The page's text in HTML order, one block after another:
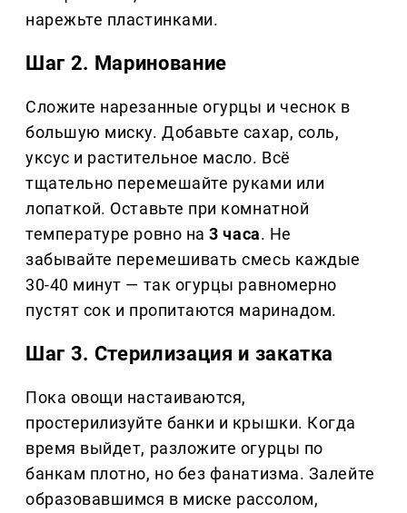
нарежьте пластинками.
Шаг 2. Маринование
Сложите нарезанные огурцы и чеснок в
большую миску. Добавьте сахар, соль,
уксус и растительное масло. Всё
тщательно перемешайте руками или
лопаткой. Оставьте при комнатной
температуре ровно на3 часа. Не
забывайте перемешивать смесь каждые
30-40 минут — так огурцы равномерно
пустят сок и пропитаются маринадом.
Шаг 3. Стерилизация и закатка
Пока овощи настаиваются,
простерилизуйте банки и крышки. Когда
время выйдет, разложите огурцы по
банкам плотно, но без фанатизма. Залейте
образовавшимся в миске рассолом,